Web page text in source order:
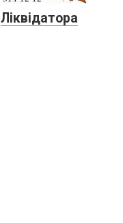
Ліквідатора